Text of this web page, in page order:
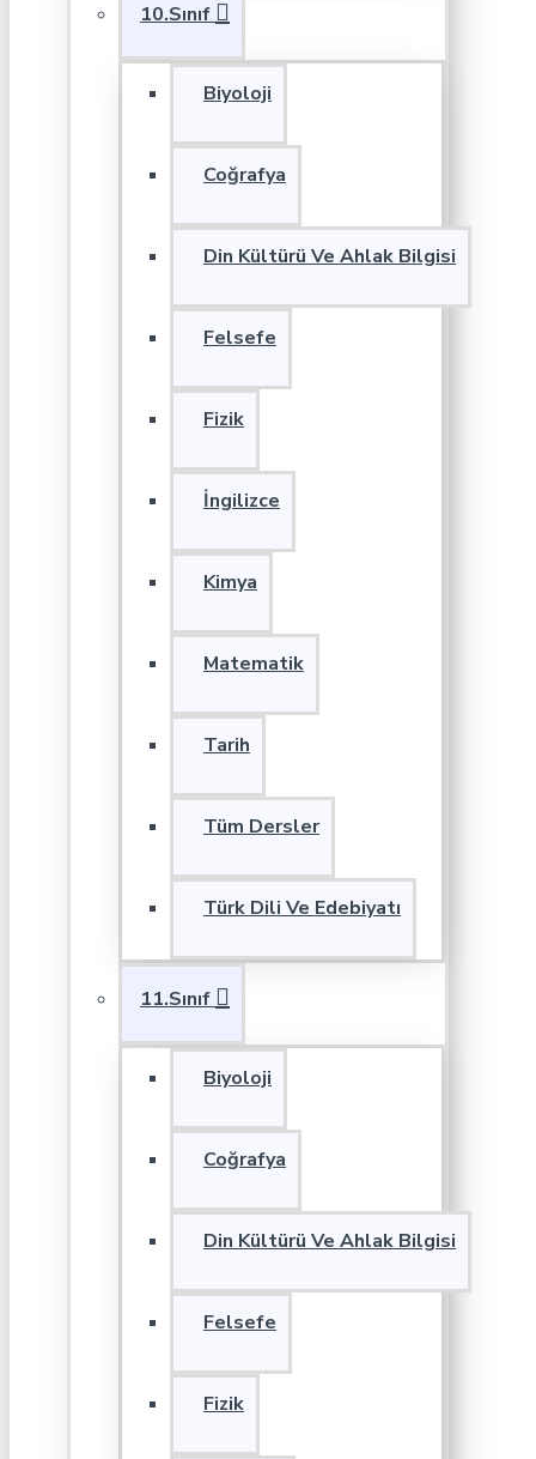
10.Sınıf
Biyoloji
Coğrafya
Din Kültürü Ve Ahlak Bilgisi
Felsefe
Fizik
İngilizce
Kimya
Matematik
Tarih
Tüm Dersler
Türk Dili Ve Edebiyatı
11.Sınıf
Biyoloji
Coğrafya
Din Kültürü Ve Ahlak Bilgisi
Felsefe
Fizik